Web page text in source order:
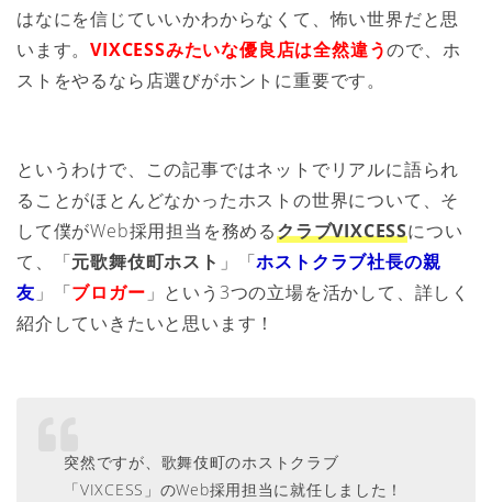
はなにを信じていいかわからなくて、怖い世界だと思
います。VIXCESSみたいな優良店は全然違うので、ホ
ストをやるなら店選びがホントに重要です。
というわけで、この記事ではネットでリアルに語られ
ることがほとんどなかったホストの世界について、そ
して僕がWeb採用担当を務めるクラブVIXCESSについ
て、「元歌舞伎町ホスト 」「ホストクラブ社長の親
友 」「ブロガー 」という3つの立場を活かして、詳しく
紹介していきたいと思います！
突然ですが、歌舞伎町のホストクラブ
「VIXCESS」のWeb採用担当に就任しました！